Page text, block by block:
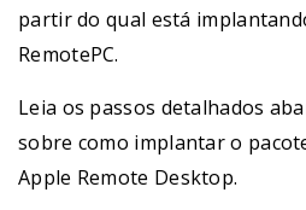
partir do qual está
RemotePC.
Leia os passos detalhados
sobre como implantar o
Apple Remote Desktop.